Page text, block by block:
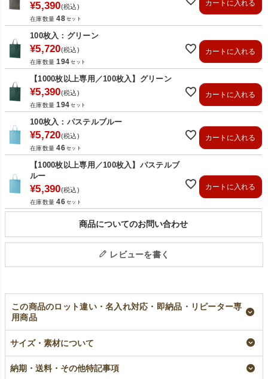
¥5,390 税込
在庫数量 48
カートに入れる
100枚入：グリーン
¥5,720 税込
在庫数量 194
カートに入れる
【1000枚以上専用／100枚入】グリーン
¥5,390 税込
在庫数量 194
カートに入れる
100枚入：パステルブルー
¥5,720 税込
在庫数量 46
カートに入れる
【1000枚以上専用／100枚入】パステルブ
ルー
¥5,390 税込
在庫数量 46
カートに入れる
商品についてのお問い合わせ
レビューを書く
この商品のロット違い・名入れ対応・即納品・リピーター専
用商品
き ふつう《75g》
A4サイズ｜10枚入～
小ロット
《75g》 持ち手付
き A4サイズ｜100
枚入
《75g》 持ち手付
き A4サイズ｜100
サイズ・素材について
納期・送料・その他特記事項